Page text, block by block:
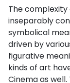
The complexity
inseparably
symbolical
driven by
figurative
kinds of art
Cinema as